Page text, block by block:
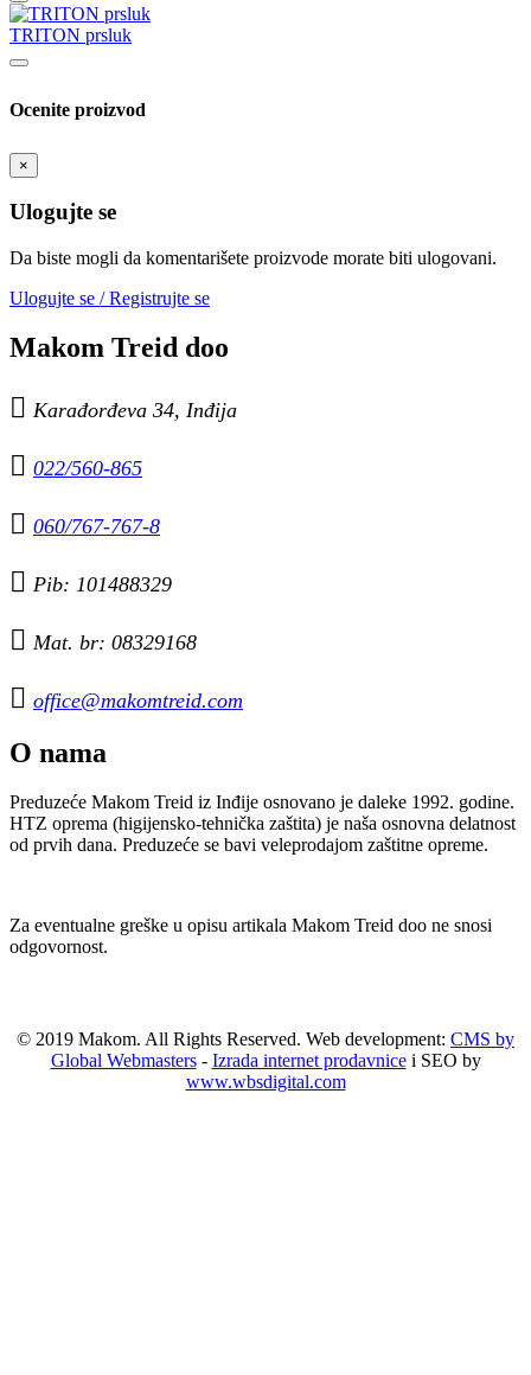
TRITON prsluk
Ocenite proizvod
×
Ulogujte se
Da biste mogli da komentarišete proizvode morate biti ulogovani.
Ulogujte se / Registrujte se
Makom Treid doo
 Karađorđeva 34, Inđija
 022/560-865
 060/767-767-8
 Pib: 101488329
 Mat. br: 08329168
 office@makomtreid.com
O nama
Preduzeće Makom Treid iz Inđije osnovano je daleke 1992. godine.
HTZ oprema (higijensko-tehnička zaštita) je naša osnovna delatnost
od prvih dana. Preduzeće se bavi veleprodajom zaštitne opreme.
Za eventualne greške u opisu artikala Makom Treid doo ne snosi
odgovornost.
© 2019 Makom. All Rights Reserved. Web development: CMS by
Global Webmasters- Izrada internet prodavnicei SEO by
www.wbsdigital.com